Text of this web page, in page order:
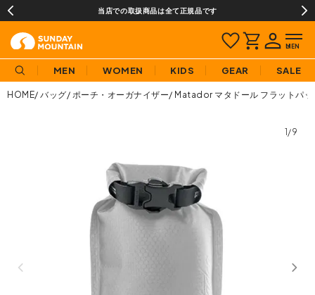
当店での取扱商品は全て正規品です
MEN WOMEN KIDS GEAR SALE
HOME バッグ ポーチ・オーガナイザー Matador マタドール フラットパッ
1/9